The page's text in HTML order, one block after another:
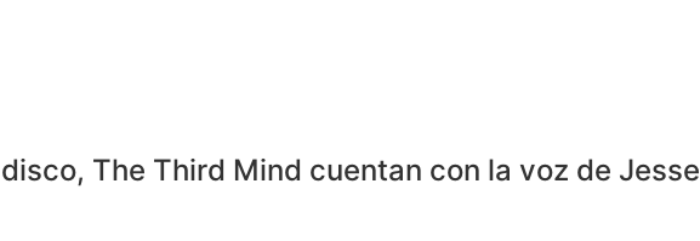
The Third Mind cuentan con la voz de Jesse